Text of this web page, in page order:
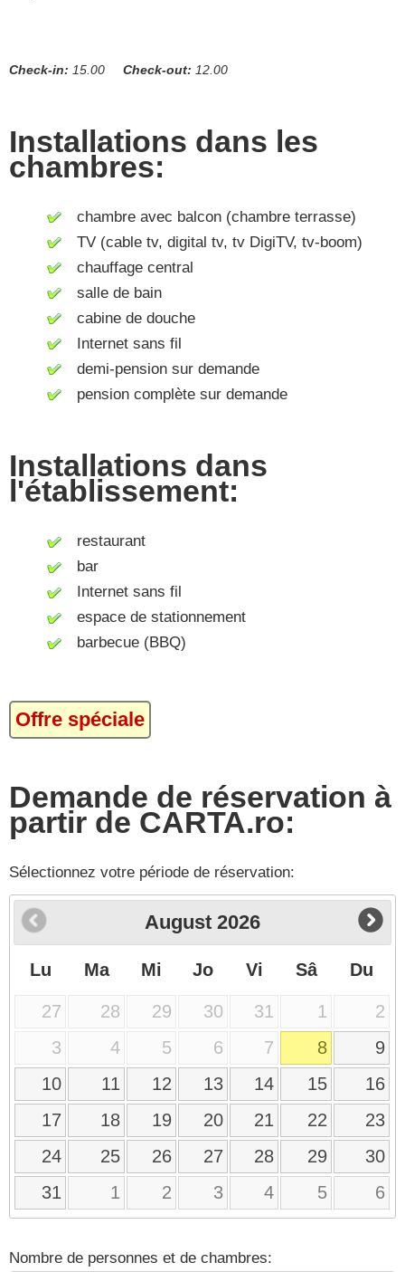
Check-in: 15.00 Check-out: 12.00
Installations dans les
chambres:
chambre avec balcon (chambre terrasse)
TV (cable tv, digital tv, tv DigiTV, tv-boom)
chauffage central
salle de bain
cabine de douche
Internet sans fil
demi-pension sur demande
pension complète sur demande
Installations dans
l'établissement:
restaurant
bar
Internet sans fil
espace de stationnement
barbecue (BBQ)
Offre spéciale
Demande de réservation à
partir de CARTA.ro:
Sélectionnez votre période de réservation:
August 2026
Lu Ma Mi Jo Vi Sâ Du
27 28 29 30 31 1
2
3
4 5 6 7 8
9
10
11 12 13 14 15
16
17
18 19 20 21 22
23
24
25 26 27 28 29
30
31
1 2 3 4 5 6
Nombre de personnes et de chambres: